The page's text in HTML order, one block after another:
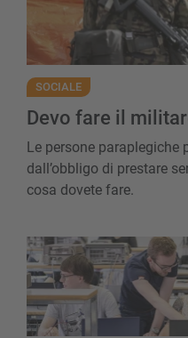
SOCIALE
Devo fare il
Le persone paraplegiche
dall’obbligo di prestare
cosa dovete fare.
Riprendere gli